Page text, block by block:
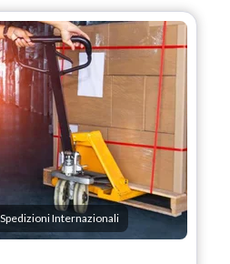
Spedizioni Internazionali